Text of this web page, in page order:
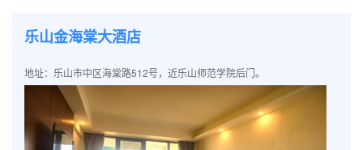
乐山金海棠大酒店
地址：乐山市中区海棠路512号，近乐山师范学院后门。